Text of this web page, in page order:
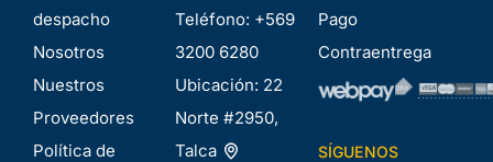
despacho
Nosotros
Nuestros
Proveedores
Política de
Teléfono: +569
3200 6280
Ubicación: 22
Norte #2950,
Talca
Pago
Contraentrega
SÍGUENOS